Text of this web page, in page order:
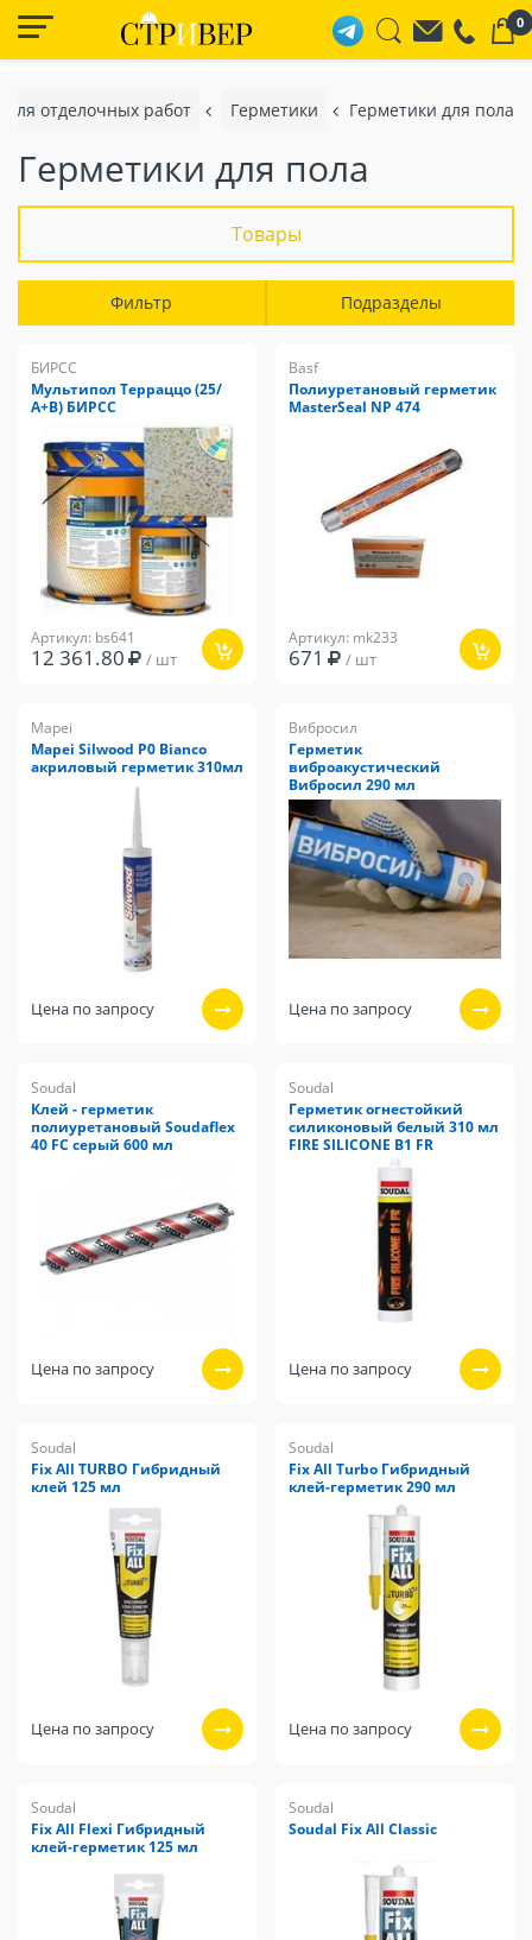
0
отделочных работ Герметики Герметики для пола
Герметики для пола
Товары
Фильтр Подразделы
БИРСС
Мультипол Терраццо (25/
А+В) БИРСС
Артикул: bs641
12 361.80 / шт
Basf
Полиуретановый герметик
MasterSeal NP 474
Артикул: mk233
671 / шт
Mapei
Mapei Silwood P0 Bianco
акриловый герметик 310мл
Цена по запросу
Вибросил
Герметик
виброакустический
Вибросил 290 мл
Цена по запросу
Soudal
Клей - герметик
полиуретановый Soudaflex
40 FС серый 600 мл
Цена по запросу
Soudal
Герметик огнестойкий
силиконовый белый 310 мл
FIRE SILICONE В1 FR
Цена по запросу
Soudal
Fix All TURBO Гибридный
клей 125 мл
Цена по запросу
Soudal
Fix All Turbo Гибридный
клей-герметик 290 мл
Цена по запросу
Soudal
Fix All Flexi Гибридный
клей-герметик 125 мл
Soudal
Soudal Fix All Classic